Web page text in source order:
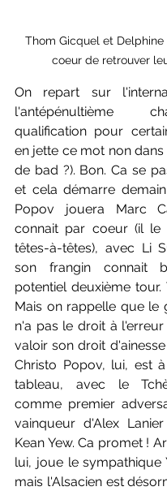
Thom Gicquel et Delphine
coeur de retrouver
On repart sur
l'antépénultième
qualification pour
en jette ce mot non
de bad ?). Bon. Ca se
et cela démarre
Popov jouera Marc
connait par coeur (il
têtes-à-têtes), avec Li
son frangin connait
potentiel deuxième tour.
Mais on rappelle que le
n'a pas le droit à
valoir son droit
Christo Popov, lui, est
tableau, avec le
comme premier
vainqueur d'Alex
Kean Yew. Ca promet !
lui, joue le sympathique
mais l'Alsacien est